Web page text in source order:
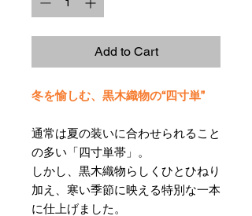
Add to Cart
冬を愉しむ、黒木織物の“四寸単”
通常は夏の装いに合わせられること
の多い「四寸単帯」。
しかし、黒木織物らしくひとひねり
加え、寒い季節に映える特別な一本
に仕上げました。